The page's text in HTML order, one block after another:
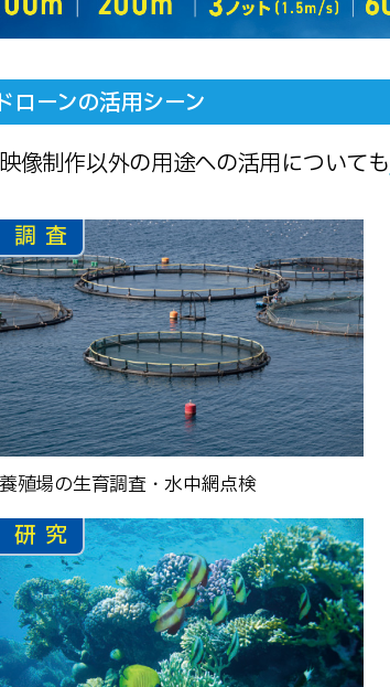
ローンの活用シーン
映像制作以外の用途への活用についても
調査
養殖場の生育調査・水中網点検
研究